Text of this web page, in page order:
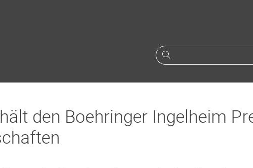
den Boehringer Ingelheim